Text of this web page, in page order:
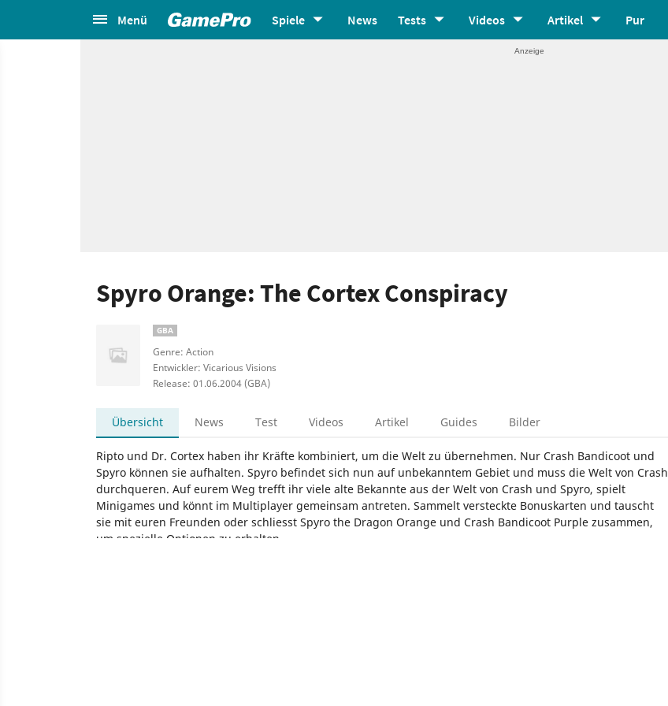
Menü Spiele News Tests Videos Artikel Pur
Spyro Orange: The Cortex Conspiracy
GBA
Genre: Action
Entwickler: Vicarious Visions
Release: 01.06.2004 (GBA)
Übersicht News Test Videos Artikel Guides Bilder
Ripto und Dr. Cortex haben ihr Kräfte kombiniert, um die Welt zu übernehmen. Nur Crash Bandicoot und
Spyro können sie aufhalten. Spyro befindet sich nun auf unbekanntem Gebiet und muss die Welt von Crash
durchqueren. Auf eurem Weg trefft ihr viele alte Bekannte aus der Welt von Crash und Spyro, spielt
Minigames und könnt im Multiplayer gemeinsam antreten. Sammelt versteckte Bonuskarten und tauscht
sie mit euren Freunden oder schliesst Spyro the Dragon Orange und Crash Bandicoot Purple zusammen,
um spezielle Optionen zu erhalten.